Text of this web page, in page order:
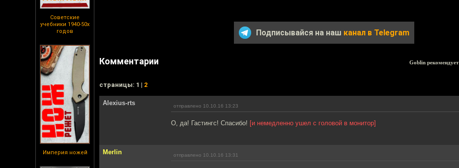
Советские
учебники 1940-50х
годов
Империя ножей
Подписывайся на наш канал в Telegram
Комментарии Goblin рекомендует
cтраницы: 1 | 2
Alexius-rts отправлено 10.10.16 13:23
О, да! Гастингс! Спасибо! [и немедленно ушел с головой в монитор]
Merlin отправлено 10.10.16 13:31